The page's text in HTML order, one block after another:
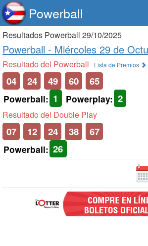
Powerball
Resultados Powerball 29/10/2025
Powerball - Miércoles 29 de
Resultado del Powerball Lista de Premios
04 24 49 60 65
Powerball: 1 Powerplay: 2
Resultado del Double Play
07 12 24 38 67
Powerball: 26